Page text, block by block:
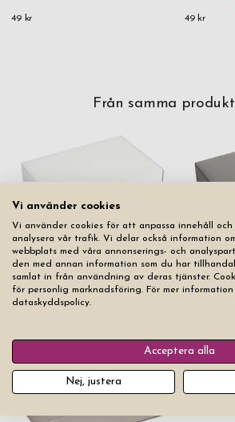
49 kr 49 kr
Från samma
Smyckeskrin Stackers
Supersize 3-set Vit
Pris från 1 799 kr
Vi använder cookies
Vi använder cookies för att anpassa innehåll
analysera vår trafik. Vi delar också information
webbplats med våra annonserings- och
den med annan information som du har
samlat in från användning av deras tjänster.
för personlig marknadsföring. För mer information
dataskyddspolicy.
Acceptera alla
Nej, justera